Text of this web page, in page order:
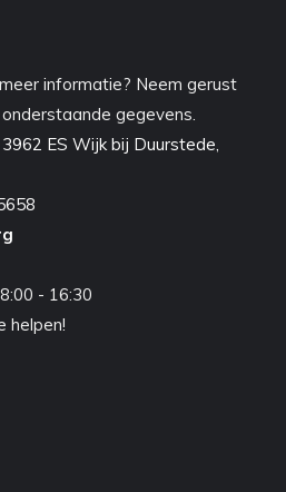
informatie? Neem gerust
gegevens.
ES Wijk bij Duurstede,
- 16:30
helpen!